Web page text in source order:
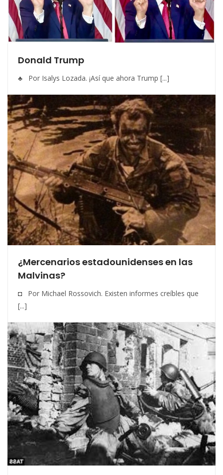
Donald Trump
♣ Por Isalys Lozada. ¡Así que ahora Trump [...]
¿Mercenarios estadounidenses en las
Malvinas?
◘ Por Michael Rossovich. Existen informes creíbles que
[...]